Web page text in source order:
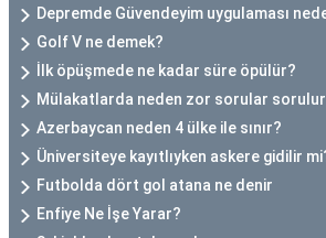
Depremde Güvendeyim uygulaması
Golf V ne demek?
İlk öpüşmede ne kadar süre öpülür?
Mülakatlarda neden zor sorular
Azerbaycan neden 4 ülke ile sınır?
Üniversiteye kayıtlıyken askere gidilir
Futbolda dört gol atana ne denir
Enfiye Ne İşe Yarar?